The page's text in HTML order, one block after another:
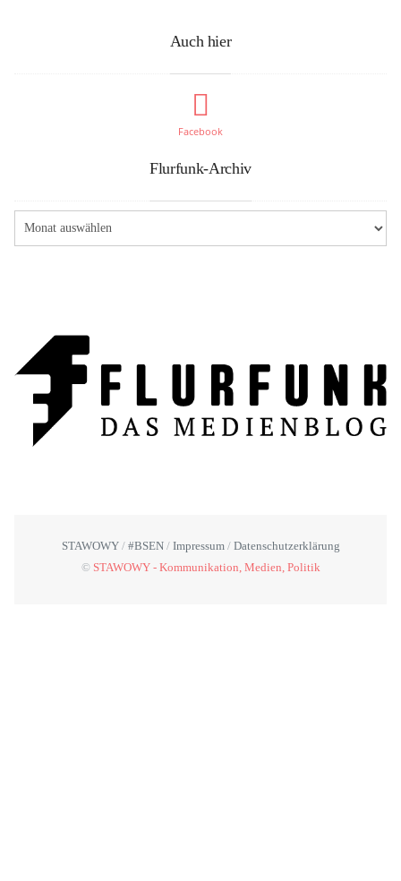
Auch hier
Facebook
Flurfunk-Archiv
STAWOWY #BSEN Impressum
Datenschutzerklärung
© STAWOWY - Kommunikation, Medien, Politik